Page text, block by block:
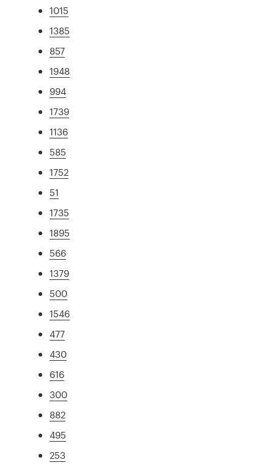
1015
1385
857
1948
994
1739
1136
585
1752
51
1735
1895
566
1379
500
1546
477
430
616
300
882
495
253